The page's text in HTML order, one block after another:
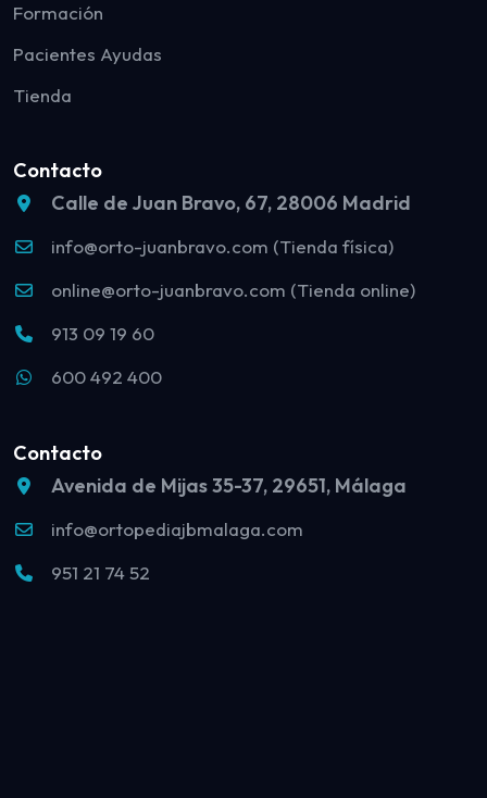
Formación
Pacientes Ayudas
Tienda
Contacto
Calle de Juan Bravo, 67, 28006 Madrid
info@orto-juanbravo.com (Tienda física)
online@orto-juanbravo.com (Tienda online)
913 09 19 60
600 492 400
Contacto
Avenida de Mijas 35-37, 29651, Málaga
info@ortopediajbmalaga.com
951 21 74 52